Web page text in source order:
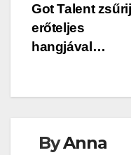
Got Talent
erőteljes
hangjával…
ByAnna